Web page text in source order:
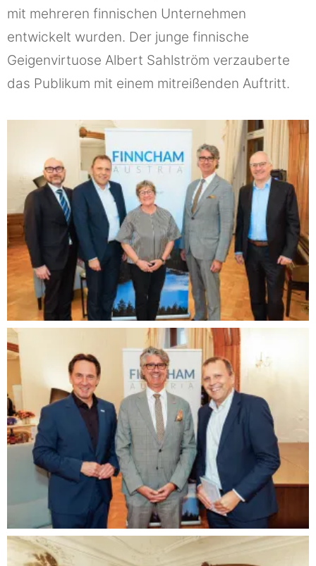
mit mehreren finnischen Unternehmen
entwickelt wurden. Der junge finnische
Geigenvirtuose Albert Sahlström verzauberte
das Publikum mit einem mitreißenden Auftritt.